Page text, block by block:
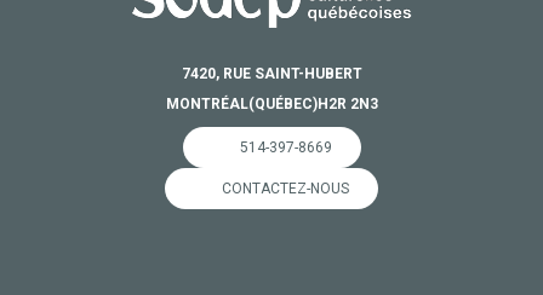
7420, RUE SAINT-HUBERT
MONTRÉAL(QUÉBEC)H2R 2N3
514-397-8669
CONTACTEZ-NOUS